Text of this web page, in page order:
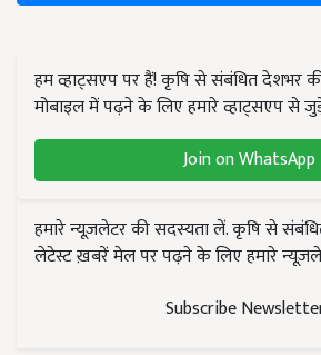
हम व्हाट्सएप पर हैं! कृषि से संबंधित देशभर
मोबाइल में पढ़ने के लिए हमारे व्हाट्सएप से
Join on WhatsApp
हमारे न्यूज़लेटर की सदस्यता लें. कृषि से
लेटेस्ट ख़बरें मेल पर पढ़ने के लिए हमारे
Subscribe